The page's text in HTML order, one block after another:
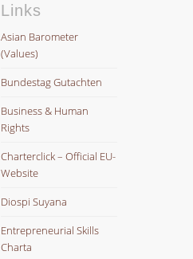
Links
Asian Barometer
(Values)
Bundestag Gutachten
Business & Human
Rights
Charterclick – Official EU-
Website
Diospi Suyana
Entrepreneurial Skills
Charta